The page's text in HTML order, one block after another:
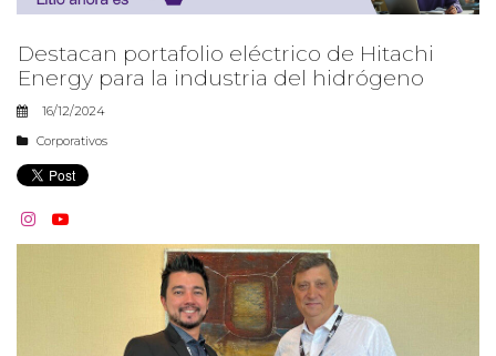
Destacan portafolio eléctrico de Hitachi
Energy para la industria del hidrógeno
16/12/2024
Corporativos
 